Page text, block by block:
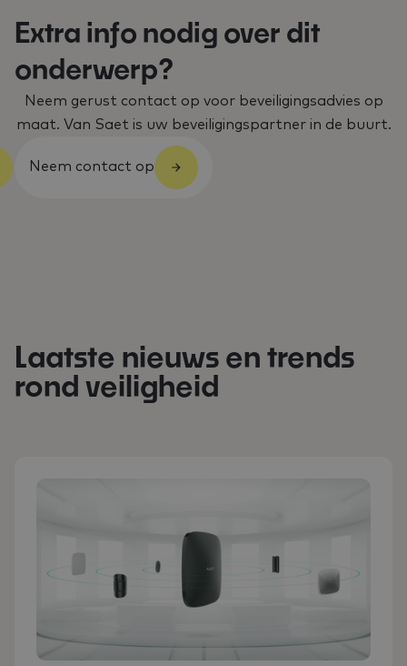
Extra info nodig over dit
onderwerp?
Neem gerust contact op voor beveiligingsadvies op
maat. Van Saet is uw beveiligingspartner in de buurt.
Neem contact op
Laatste nieuws en trends
rond veiligheid